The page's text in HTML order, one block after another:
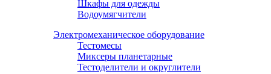
Шкафы для одежды
Водоумягчители
Электромеханическое оборудование
Тестомесы
Миксеры планетарные
Тестоделители и округлители